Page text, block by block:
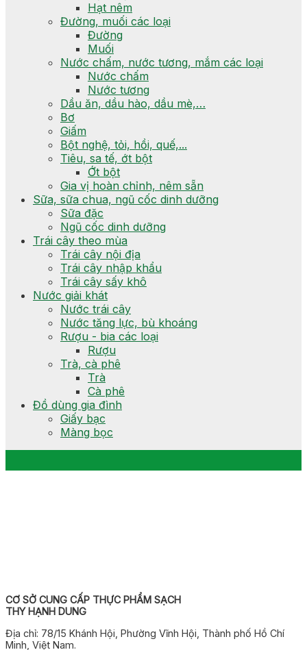
Hạt nêm
Đường, muối các loại
Đường
Muối
Nước chấm, nước tương, mắm các loại
Nước chấm
Nước tương
Dầu ăn, dầu hào, dầu mè,…
Bơ
Giấm
Bột nghệ, tỏi, hồi, quế,...
Tiêu, sa tế, ớt bột
Ớt bột
Gia vị hoàn chỉnh, nêm sẵn
Sữa, sữa chua, ngũ cốc dinh dưỡng
Sữa đặc
Ngũ cốc dinh dưỡng
Trái cây theo mùa
Trái cây nội địa
Trái cây nhập khẩu
Trái cây sấy khô
Nước giải khát
Nước trái cây
Nước tăng lực, bù khoáng
Rượu - bia các loại
Rượu
Trà, cà phê
Trà
Cà phê
Đồ dùng gia đình
Giấy bạc
Màng bọc
CƠ SỞ CUNG CẤP THỰC PHẨM SẠCH
THY HẠNH DUNG
Địa chỉ: 78/15 Khánh Hội, Phường Vĩnh Hội, Thành phố Hồ Chí
Minh, Việt Nam.